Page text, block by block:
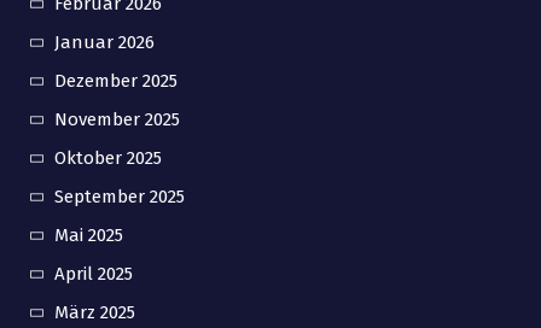
Januar 2026
Dezember 2025
November 2025
Oktober 2025
September 2025
Mai 2025
April 2025
März 2025